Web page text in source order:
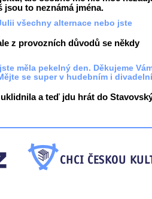
jsou to neznámá jména.
všechny alternace nebo jste
z provozních důvodů se někdy
měla pekelný den. Děkujeme
se super v hudebním i
a teď jdu hrát do